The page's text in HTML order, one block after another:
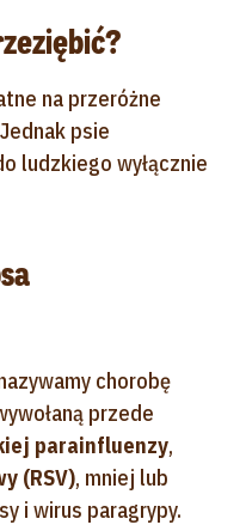
na przeróżne
psie
ludzkiego wyłącznie
chorobę
przede
parainfluenzy,
(RSV), mniej lub
i wirus paragrypy.